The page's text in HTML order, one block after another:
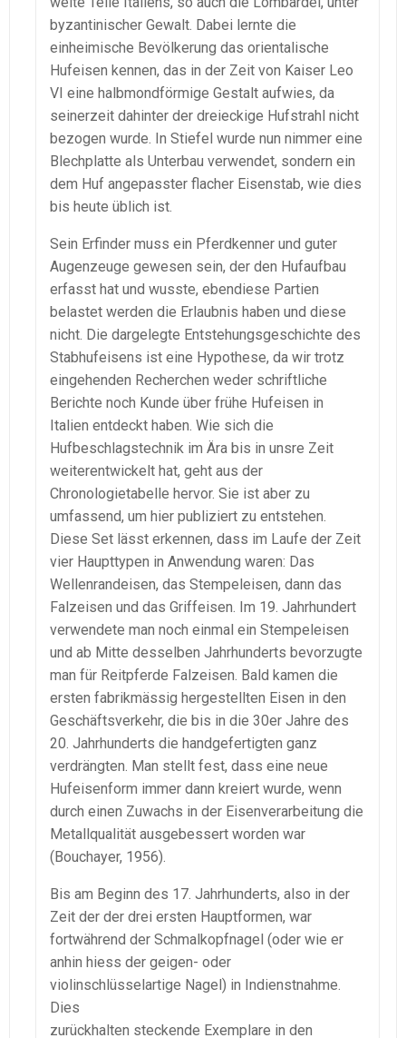
byzantinischer Gewalt. Dabei lernte die
einheimische Bevölkerung das orientalische
Hufeisen kennen, das in der Zeit von Kaiser Leo
VI eine halbmondförmige Gestalt aufwies, da
seinerzeit dahinter der dreieckige Hufstrahl nicht
bezogen wurde. In Stiefel wurde nun nimmer eine
Blechplatte als Unterbau verwendet, sondern ein
dem Huf angepasster flacher Eisenstab, wie dies
bis heute üblich ist.
Sein Erfinder muss ein Pferdkenner und guter
Augenzeuge gewesen sein, der den Hufaufbau
erfasst hat und wusste, ebendiese Partien
belastet werden die Erlaubnis haben und diese
nicht. Die dargelegte Entstehungsgeschichte des
Stabhufeisens ist eine Hypothese, da wir trotz
eingehenden Recherchen weder schriftliche
Berichte noch Kunde über frühe Hufeisen in
Italien entdeckt haben. Wie sich die
Hufbeschlagstechnik im Ära bis in unsre Zeit
weiterentwickelt hat, geht aus der
Chronologietabelle hervor. Sie ist aber zu
umfassend, um hier publiziert zu entstehen.
Diese Set lässt erkennen, dass im Laufe der Zeit
vier Haupttypen in Anwendung waren: Das
Wellenrandeisen, das Stempeleisen, dann das
Falzeisen und das Griffeisen. Im 19. Jahrhundert
verwendete man noch einmal ein Stempeleisen
und ab Mitte desselben Jahrhunderts bevorzugte
man für Reitpferde Falzeisen. Bald kamen die
ersten fabrikmässig hergestellten Eisen in den
Geschäftsverkehr, die bis in die 30er Jahre des
20. Jahrhunderts die handgefertigten ganz
verdrängten. Man stellt fest, dass eine neue
Hufeisenform immer dann kreiert wurde, wenn
durch einen Zuwachs in der Eisenverarbeitung die
Metallqualität ausgebessert worden war
(Bouchayer, 1956).
Bis am Beginn des 17. Jahrhunderts, also in der
Zeit der der drei ersten Hauptformen, war
fortwährend der Schmalkopfnagel (oder wie er
anhin hiess der geigen- oder
violinschlüsselartige Nagel) in Indienstnahme.
Dies
zurückhalten steckende Exemplare in den